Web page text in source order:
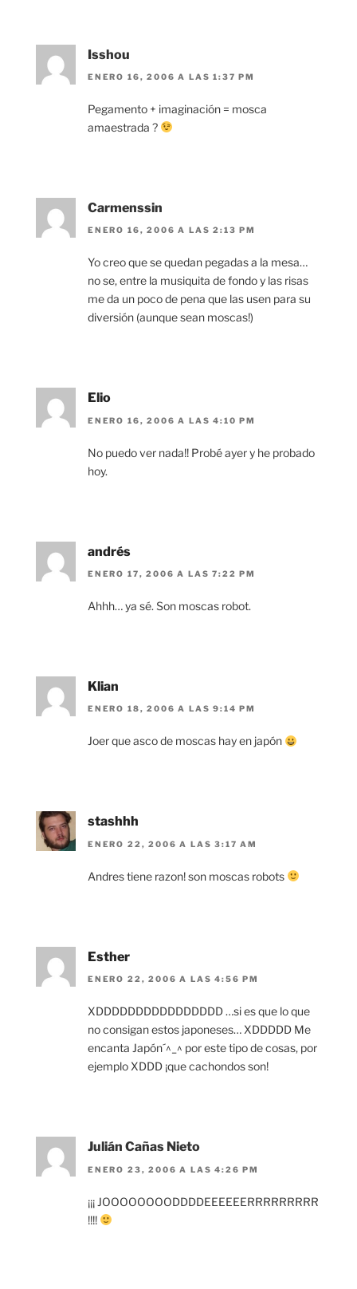
Isshou
ENERO 16, 2006 A LAS 1:37 PM
Pegamento + imaginación = mosca
amaestrada ?
Carmenssin
ENERO 16, 2006 A LAS 2:13 PM
Yo creo que se quedan pegadas a la mesa…
no se, entre la musiquita de fondo y las risas
me da un poco de pena que las usen para su
diversión (aunque sean moscas!)
Elio
ENERO 16, 2006 A LAS 4:10 PM
No puedo ver nada!! Probé ayer y he probado
hoy.
andrés
ENERO 17, 2006 A LAS 7:22 PM
Ahhh… ya sé. Son moscas robot.
Klian
ENERO 18, 2006 A LAS 9:14 PM
Joer que asco de moscas hay en japón
stashhh
ENERO 22, 2006 A LAS 3:17 AM
Andres tiene razon! son moscas robots
Esther
ENERO 22, 2006 A LAS 4:56 PM
XDDDDDDDDDDDDDDDD …si es que lo que
no consigan estos japoneses… XDDDDD Me
encanta Japón´^_^ por este tipo de cosas, por
ejemplo XDDD ¡que cachondos son!
Julián Cañas Nieto
ENERO 23, 2006 A LAS 4:26 PM
¡¡¡ JOOOOOOOODDDDEEEEEERRRRRRRRR
!!!!